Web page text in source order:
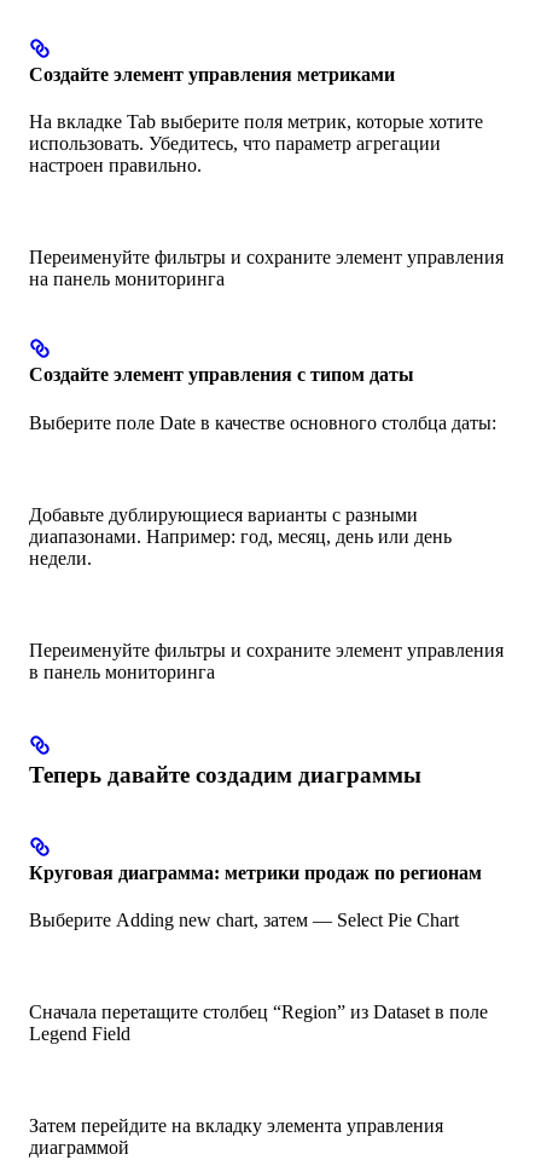
Создайте элемент управления метриками
На вкладке Tab выберите поля метрик, которые хотите
использовать. Убедитесь, что параметр агрегации
настроен правильно.
Переименуйте фильтры и сохраните элемент управления
на панель мониторинга
Создайте элемент управления с типом даты
Выберите поле Date в качестве основного столбца даты:
Добавьте дублирующиеся варианты с разными
диапазонами. Например: год, месяц, день или день
недели.
Переименуйте фильтры и сохраните элемент управления
в панель мониторинга
Теперь давайте создадим диаграммы
Круговая диаграмма: метрики продаж по регионам
Выберите Adding new chart, затем — Select Pie Chart
Сначала перетащите столбец “Region” из Dataset в поле
Legend Field
Затем перейдите на вкладку элемента управления
диаграммой